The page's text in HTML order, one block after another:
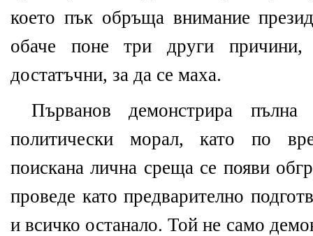
което пък обръща внимание
обаче поне три други
достатъчни, за да се маха.
Първанов демонстрира
политически морал, като по
поискана лична среща се появи
проведе като предварително
и всичко останало. Той не само